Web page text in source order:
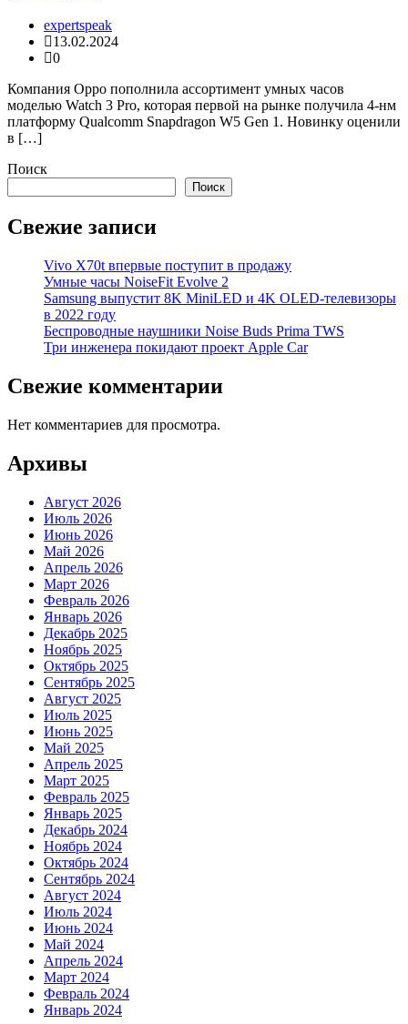
expertspeak
13.02.2024
0
Компания Oppo пополнила ассортимент умных часов
моделью Watch 3 Pro, которая первой на рынке получила 4-нм
платформу Qualcomm Snapdragon W5 Gen 1. Новинку оценили
в […]
Поиск
Поиск
Свежие записи
Vivo X70t впервые поступит в продажу
Умные часы NoiseFit Evolve 2
Samsung выпустит 8K MiniLED и 4K OLED-телевизоры
в 2022 году
Беспроводные наушники Noise Buds Prima TWS
Три инженера покидают проект Apple Car
Свежие комментарии
Нет комментариев для просмотра.
Архивы
Август 2026
Июль 2026
Июнь 2026
Май 2026
Апрель 2026
Март 2026
Февраль 2026
Январь 2026
Декабрь 2025
Ноябрь 2025
Октябрь 2025
Сентябрь 2025
Август 2025
Июль 2025
Июнь 2025
Май 2025
Апрель 2025
Март 2025
Февраль 2025
Январь 2025
Декабрь 2024
Ноябрь 2024
Октябрь 2024
Сентябрь 2024
Август 2024
Июль 2024
Июнь 2024
Май 2024
Апрель 2024
Март 2024
Февраль 2024
Январь 2024